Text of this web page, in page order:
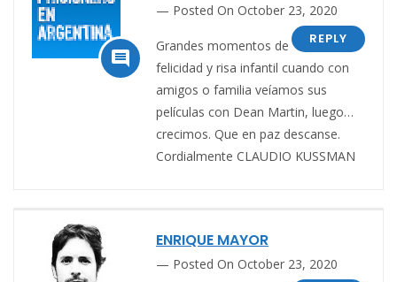

Posted On October 23, 2020
REPLY
Grandes momentos de
felicidad y risa infantil cuando con
amigos o familia veíamos sus
películas con Dean Martin, luego…
crecimos. Que en paz descanse.
Cordialmente CLAUDIO KUSSMAN
ENRIQUE MAYOR
Posted On October 23, 2020